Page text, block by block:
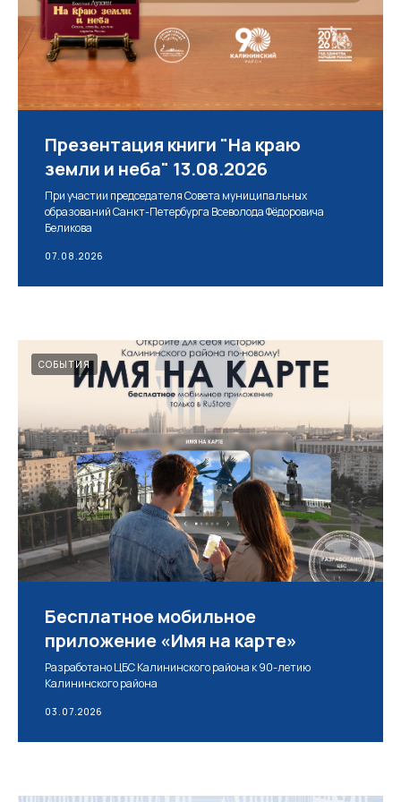
Презентация книги "На краю
земли и неба" 13.08.2026
При участии председателя Совета муниципальных
образований Санкт-Петербурга Всеволода Фёдоровича
Беликова
07.08.2026
СОБЫТИЯ
Бесплатное мобильное
приложение «Имя на карте»
Разработано ЦБС Калининского района к 90-летию
Калининского района
03.07.2026